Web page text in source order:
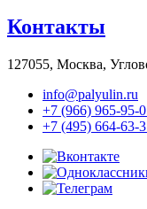
Контакты
127055, Москва,
info@palyulin.ru
+7 (966) 965-95-
+7 (495) 664-63-